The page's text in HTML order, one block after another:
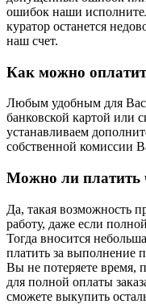
ошибок наши
куратор останется
наш счет.
Как можно
Любым удобным для Вас
банковской картой или
устанавливаем
собственной комиссии
Можно ли платить
Да, такая возможность
работу, даже если
Тогда вносится
платить за выполнение
Вы не потеряете время,
для полной оплаты
сможете выкупить